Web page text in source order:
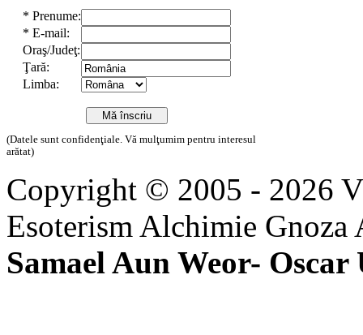
* Prenume:
* E-mail:
Oraş/Judeţ:
Ţară:
Limba:
(Datele sunt confidenţiale. Vă mulţumim pentru interesul
arătat)
Copyright © 2005 - 2026
Esoterism Alchimie
Samael Aun Weor- Oscar